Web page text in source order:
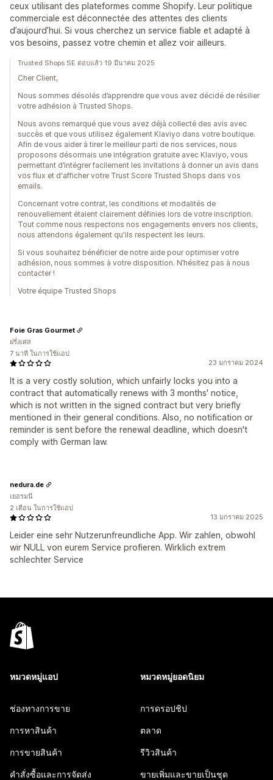
ceux utilisant des plateformes comme Shopify. Leur politique
commerciale est déconnectée des attentes des clients
d’aujourd’hui. Si vous cherchez un service fiable et adapté à
vos besoins, passez votre chemin et allez voir ailleurs.
Trusted Shops SE ตอบแล้ว 19 มีนาคม 2025
Cher Client,
Nous sommes désolés d’apprendre que vous avez décidé de résilier
votre adhésion à Trusted Shops.
Nous avons remarqué que vous avez déjà collecté des avis avec
succès et que vous utilisez également Klaviyo dans votre boutique.
Afin de vous aider à tirer le meilleur parti de nos services, nous
proposons désormais une intégration gratuite avec Klaviyo, vous
permettant d’intégrer facilement les invitations à donner un avis dans
vos flux et d'afficher votre Trust Score Trusted Shops dans vos
emails.
Concernant votre contrat, les conditions et modalités de
renouvellement étaient clairement définies lors de votre inscription.
Tout comme nous respectons nos engagements envers nos clients,
nous attendons également qu'ils respectent les leurs.
Si vous souhaitez bénéficier de notre aide pour optimiser votre
adhésion, nous sommes à votre disposition. N’hésitez pas à nous
contacter !
Votre équipe Trusted Shops
23 มกราคม 2024
It is a very costly solution, which unfairly locks you into a
contract that automatically renews with 3 months' notice,
which is not written in the signed contract but very briefly
mentioned in their general conditions. Also, no notification or
reminder is sent before the renewal deadline, which doesn't
comply with German law.
Foie Gras Gourmet
ฝรั่งเศส
7 นาที ในการใช้แอป
13 มกราคม 2025
Leider eine sehr Nutzerunfreundliche App. Wir zahlen, obwohl
wir NULL von eurem Service profieren. Wirklich extrem
schlechter Service
nedura.de
เยอรมนี
2 เดือน ในการใช้แอป
หมวดหมู่แอป
ช่องทางการขาย
การหาสินค้า
การขายสินค้า
คำสั่งซื้อและการจัดส่ง
หมวดหมู่ยอดนิยม
การดรอปชิป
ตลาด
รีวิวสินค้า
ขายเพิ่มและขายเป็นชุด